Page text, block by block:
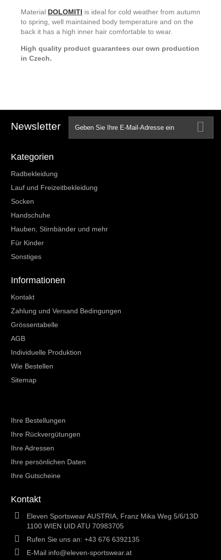
Material DOLOMITI is ideal for cold weather from autumn
to spring, well maintained body temperature and on the
back it has a high inner hair comfortable to wear.
High quality product guarantees our own production
in Czech.
Newsletter
Kategorien
Radbekleidung
Lauf und Freizeitbekleidung
Socken
Handschuhe
Hauben, Stirnbänder und mehr
Für Kinder
Sonstiges
Informationen
Kontakt
Zahlung und Versand Bedingungen
Grössentabelle
AGB
Individuelle Produktion
Wie Bestellen
Sitemap
Ihre Bestellungen
Ihre Rückvergütungen
Ihre Adressen
Ihre persönlichen Daten
Ihre Gutscheine
Kontakt
Eleven Sportswear AUSTRIA, Franz Mika Weg 5/6/13D
1100 WIEN UID ATU 70983705
Rufen Sie uns an: +43 676 6392135
E-Mail info@eleven-sportswear.at